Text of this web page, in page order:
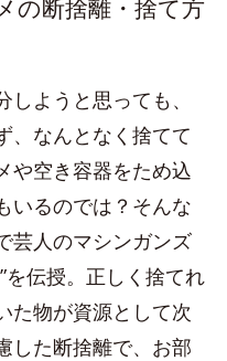
の断捨離・捨て方
ようと思っても、
、なんとなく捨てて
や空き容器をため込
いるのでは？そんな
芸人のマシンガンズ
を伝授。正しく捨てれ
た物が資源として次
した断捨離で、お部